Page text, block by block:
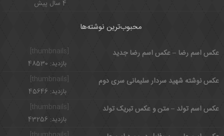
4 سال پیش
محبوب‌ترین نوشته‌ها
عکس اسم رضا – عکس اسم رضا جدید
بازدید: 48530
[thumbnails]
عکس نوشته شهید سردار سلیمانی سری دوم
بازدید: 45646
عکس اسم تولد – متن و عکس تبریک تولد
بازدید: 43256